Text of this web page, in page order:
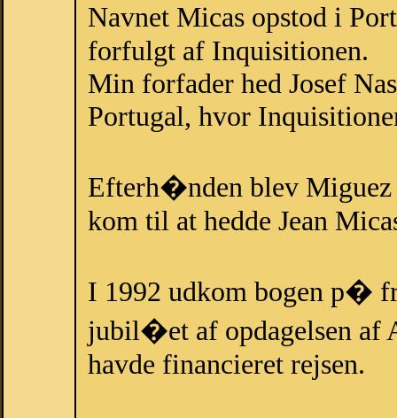
Navnet Micas opstod i
forfulgt af Inquisitionen.
Min forfader hed Josef
Portugal, hvor
Efterh�nden blev Miguez
kom til at hedde Jean
I 1992 udkom bogen p�
jubil�et af opdagelsen af
havde financieret rejsen.